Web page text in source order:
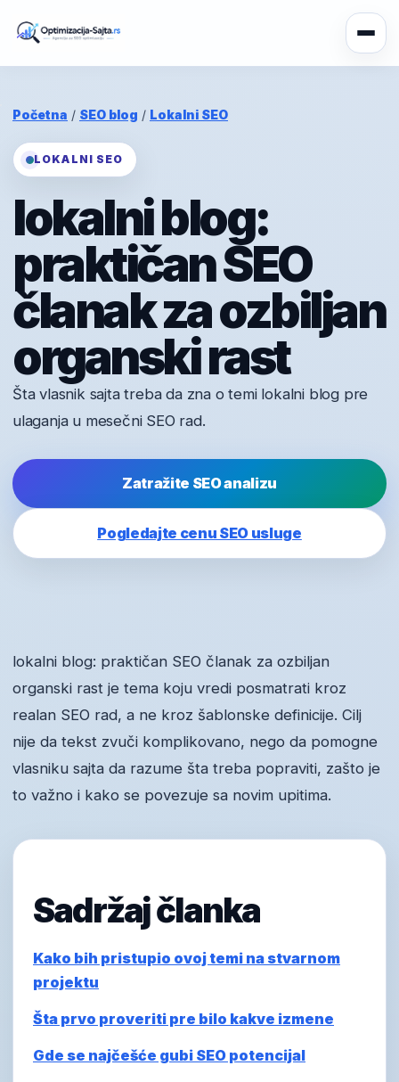
Početna / SEO blog / Lokalni SEO
LOKALNI SEO
lokalni blog:
praktičan SEO
članak za ozbiljan
organski rast
Šta vlasnik sajta treba da zna o temi lokalni blog pre
ulaganja u mesečni SEO rad.
Zatražite SEO analizu
Pogledajte cenu SEO usluge
lokalni blog: praktičan SEO članak za ozbiljan
organski rast je tema koju vredi posmatrati kroz
realan SEO rad, a ne kroz šablonske definicije. Cilj
nije da tekst zvuči komplikovano, nego da pomogne
vlasniku sajta da razume šta treba popraviti, zašto je
to važno i kako se povezuje sa novim upitima.
Sadržaj članka
Kako bih pristupio ovoj temi na stvarnom
projektu
Šta prvo proveriti pre bilo kakve izmene
Gde se najčešće gubi SEO potencijal